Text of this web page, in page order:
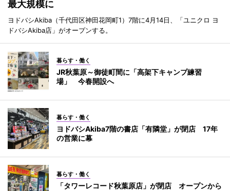
最大規模に
ヨドバシAkiba（千代田区神田花岡町1）7階に4月14日、「ユニクロ ヨ
ドバシAkiba店」がオープンする。
暮らす・働く
JR秋葉原～御徒町間に「高架下キャンプ練習
場」 今春開設へ
暮らす・働く
ヨドバシAkiba7階の書店「有隣堂」が閉店 17年
の営業に幕
暮らす・働く
「タワーレコード秋葉原店」が閉店 オープンから